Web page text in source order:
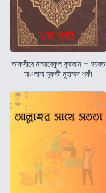
তাফসীরে মাআরেফুল কুরআন – হযরত
মাওলানা মুফতী মুহাম্মদ শফী